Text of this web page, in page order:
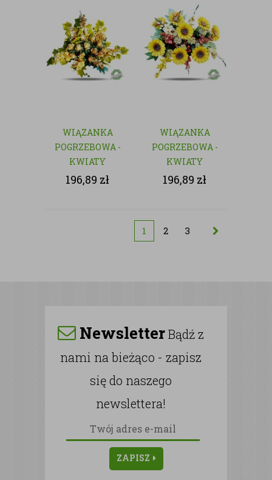
WIĄZANKA
POGRZEBOWA -
KWIATY
SZTUCZNE
196,89 zł
WIĄZANKA
POGRZEBOWA -
KWIATY
SZTUCZNE
196,89 zł
1 2 3
NewsletterBądź z
nami na bieżąco - zapisz
się do naszego
newslettera!
ZAPISZ